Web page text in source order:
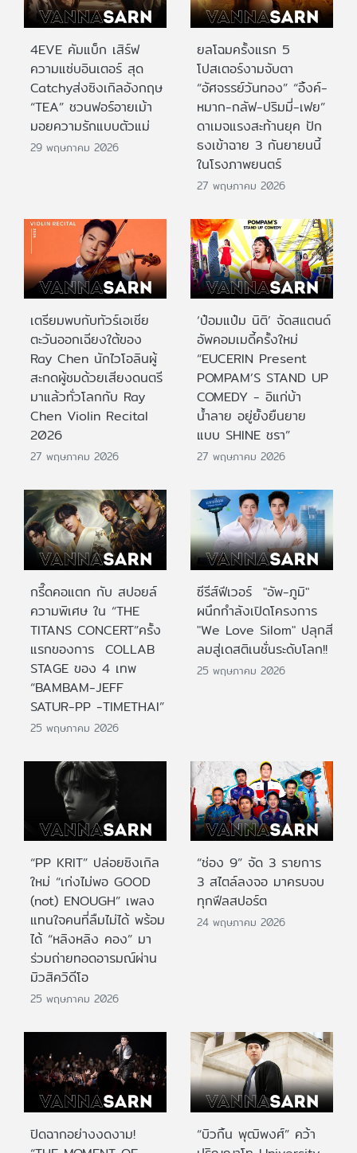
4EVE คัมแบ็ก เสิร์ฟ
ความแซ่บอินเตอร์ สุด
Catchyส่งซิงเกิลอังกฤษ
“TEA” ชวนฟอร์อายเม้า
มอยความรักแบบตัวแม่
29 พฤษภาคม 2026
ยลโฉมครั้งแรก 5
โปสเตอร์งามจับตา
“อัศจรรย์วันทอง” “อิ้งค์-
หมาก-กลัฟ-ปริมมี่-เฟย”
ดาเมจแรงสะท้านยุค ปัก
ธงเข้าฉาย 3 กันยายนนี้
ในโรงภาพยนตร์
27 พฤษภาคม 2026
เตรียมพบกับทัวร์เอเชีย
ตะวันออกเฉียงใต้ของ
Ray Chen นักไวโอลินผู้
สะกดผู้ชมด้วยเสียงดนตรี
มาแล้วทั่วโลกกับ Ray
Chen Violin Recital
2026
27 พฤษภาคม 2026
‘ป๋อมแป๋ม นิติ’ จัดสแตนด์
อัพคอมเมดี้ครั้งใหม่
“EUCERIN Present
POMPAM’S STAND UP
COMEDY - อิแก่บ้า
น้ำลาย อยู่ยั้งยืนยาย
แบบ SHINE ชรา”
27 พฤษภาคม 2026
กรี๊ดคอแตก กับ สปอยล์
ความพิเศษ ใน “THE
TITANS CONCERT”ครั้ง
แรกของการ COLLAB
STAGE ของ 4 เทพ
“BAMBAM-JEFF
SATUR-PP -TIMETHAI”
25 พฤษภาคม 2026
ซีรีส์ฟีเวอร์ "อัพ-ภูมิ"
ผนึกกำลังเปิดโครงการ
"We Love Silom" ปลุกสี
ลมสู่เดสติเนชั่นระดับโลก!!
25 พฤษภาคม 2026
“PP KRIT” ปล่อยซิงเกิล
ใหม่ “เก่งไม่พอ GOOD
(not) ENOUGH” เพลง
แทนใจคนที่ลืมไม่ได้ พร้อม
ได้ “หลิงหลิง คอง” มา
ร่วมถ่ายทอดอารมณ์ผ่าน
มิวสิควิดีโอ
25 พฤษภาคม 2026
“ช่อง 9” จัด 3 รายการ
3 สไตล์ลงจอ มาครบจบ
ทุกฟีลสปอร์ต
24 พฤษภาคม 2026
ปิดฉากอย่างงดงาม!
“บิวกิ้น พุฒิพงศ์” คว้า